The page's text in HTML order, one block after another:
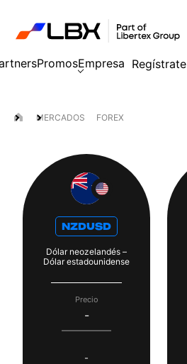
PromosEmpresa Regístrate
MERCADOS FOREX
NZDUSD
Dólar neozelandés –
Dólar estadounidense
Precio
-
-